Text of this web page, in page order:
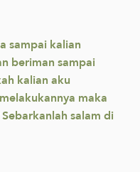
sampai kalian
beriman sampai
kalian aku
maka
salam di